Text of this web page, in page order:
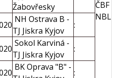
Žabovřesky
NH Ostrava B -
TJ Jiskra Kyjov
:
Sokol Karviná -
TJ Jiskra Kyjov
:
BK Oprava "B" -
:
ČBF
NBL